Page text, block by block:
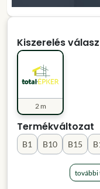
Kiszerelés
2 m
Termékváltozat
B1 B10 B15
további